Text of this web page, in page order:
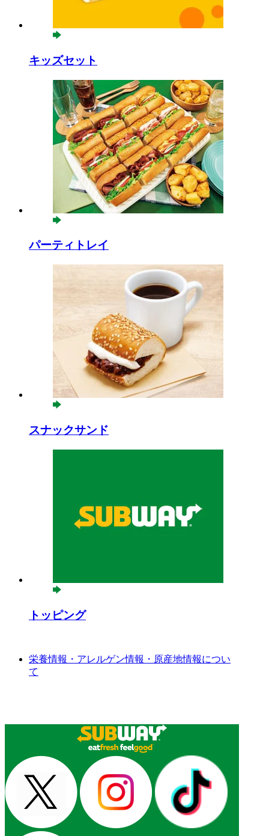
キッズセット
パーティトレイ
スナックサンド
トッピング
栄養情報・アレルゲン情報・原産地情報につい
て